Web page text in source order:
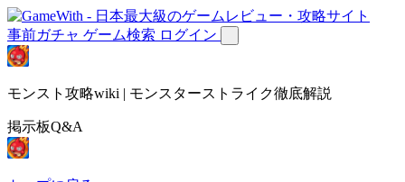
事前ガチャ ゲーム検索 ログイン
モンスト攻略wiki | モンスターストライク徹底解説
掲示板Q&A